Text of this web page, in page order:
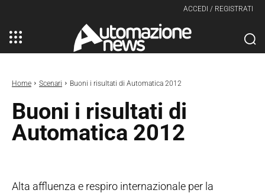
ACCEDI / REGISTRATI
Home Scenari Buoni i risultati di Automatica 2012
Buoni i risultati di
Automatica 2012
Alta affluenza e respiro internazionale per la